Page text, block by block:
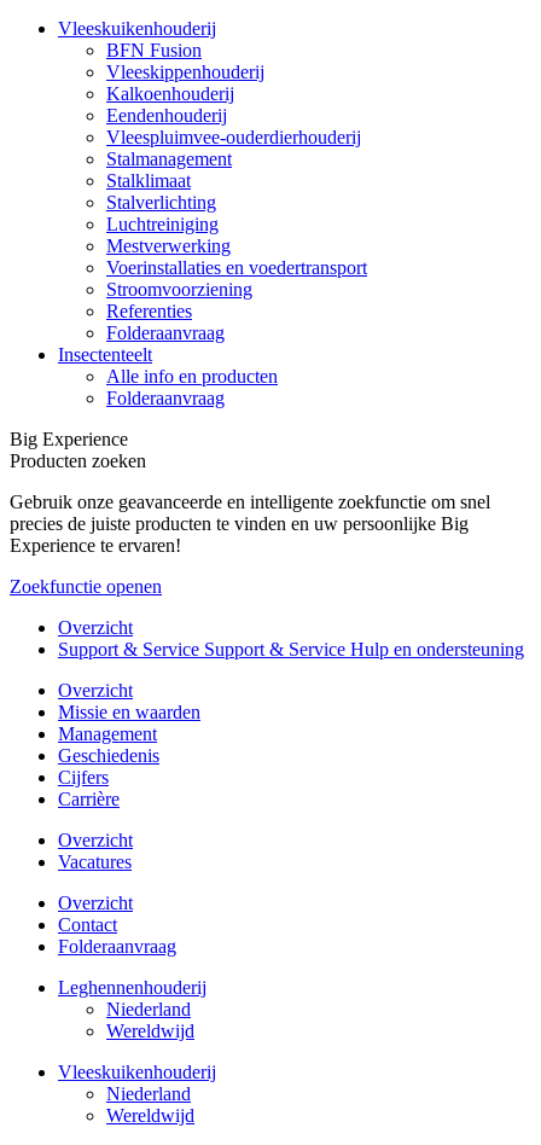
Vleeskuikenhouderij
BFN Fusion
Vleeskippenhouderij
Kalkoenhouderij
Eendenhouderij
Vleespluimvee-ouderdierhouderij
Stalmanagement
Stalklimaat
Stalverlichting
Luchtreiniging
Mestverwerking
Voerinstallaties en voedertransport
Stroomvoorziening
Referenties
Folderaanvraag
Insectenteelt
Alle info en producten
Folderaanvraag
Big Experience
Producten zoeken
Gebruik onze geavanceerde en intelligente zoekfunctie om snel
precies de juiste producten te vinden en uw persoonlijke Big
Experience te ervaren!
Zoekfunctie openen
Overzicht
Support & Service Support & Service Hulp en ondersteuning
Overzicht
Missie en waarden
Management
Geschiedenis
Cijfers
Carrière
Overzicht
Vacatures
Overzicht
Contact
Folderaanvraag
Leghennenhouderij
Niederland
Wereldwijd
Vleeskuikenhouderij
Niederland
Wereldwijd